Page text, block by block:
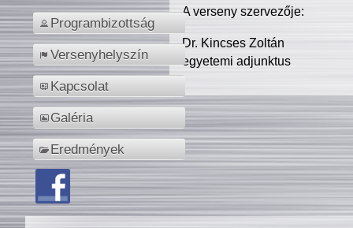
Programbizottság
Versenyhelyszín
Kapcsolat
Galéria
Eredmények
A verseny szervezője:
Dr. Kincses Zoltán
egyetemi adjunktus